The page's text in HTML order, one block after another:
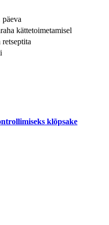
päeva
kättetoimetamisel
klõpsake